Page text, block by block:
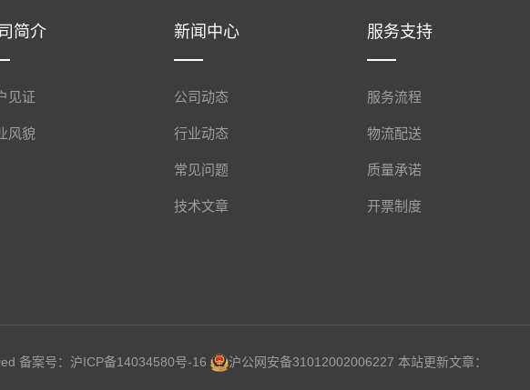
简介
见证
风貌
新闻中心
公司动态
行业动态
常见问题
技术文章
服务支持
服务流程
物流配送
质量承诺
开票制度
备案号： 沪ICP备14034580号-16 沪公网安备31012002006227 本站更新文章：